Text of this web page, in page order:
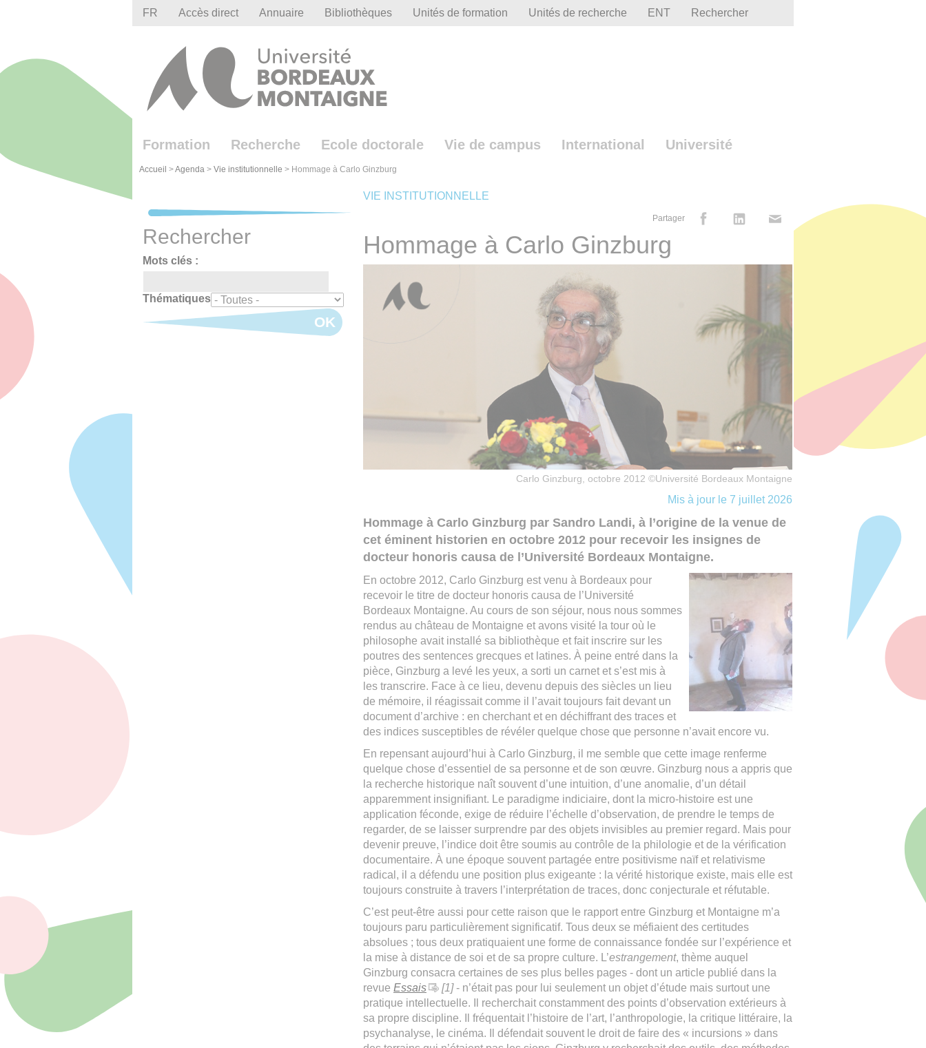
FR Accès direct Annuaire Bibliothèques Unités de formation Unités de recherche ENT Rechercher
Formation Recherche Ecole doctorale Vie de campus International Université
Accueil >Agenda > Vie institutionnelle > Hommage à Carlo Ginzburg
VIE INSTITUTIONNELLE
Partager
Hommage à Carlo Ginzburg
Carlo Ginzburg, octobre 2012 ©Université Bordeaux Montaigne
Mis à jour le 7 juillet 2026
Hommage à Carlo Ginzburg par Sandro Landi, à l’origine de la venue de
cet éminent historien en octobre 2012 pour recevoir les insignes de
docteur honoris causa de l’Université Bordeaux Montaigne.
En octobre 2012, Carlo Ginzburg est venu à Bordeaux pour
recevoir le titre de docteur honoris causa de l’Université
Bordeaux Montaigne. Au cours de son séjour, nous nous sommes
rendus au château de Montaigne et avons visité la tour où le
philosophe avait installé sa bibliothèque et fait inscrire sur les
poutres des sentences grecques et latines. À peine entré dans la
pièce, Ginzburg a levé les yeux, a sorti un carnet et s’est mis à
les transcrire. Face à ce lieu, devenu depuis des siècles un lieu
de mémoire, il réagissait comme il l’avait toujours fait devant un
document d’archive : en cherchant et en déchiffrant des traces et
des indices susceptibles de révéler quelque chose que personne n’avait encore vu.
En repensant aujourd’hui à Carlo Ginzburg, il me semble que cette image renferme
quelque chose d’essentiel de sa personne et de son œuvre. Ginzburg nous a appris que
la recherche historique naît souvent d’une intuition, d’une anomalie, d’un détail
apparemment insignifiant. Le paradigme indiciaire, dont la micro-histoire est une
application féconde, exige de réduire l’échelle d’observation, de prendre le temps de
regarder, de se laisser surprendre par des objets invisibles au premier regard. Mais pour
devenir preuve, l’indice doit être soumis au contrôle de la philologie et de la vérification
documentaire. À une époque souvent partagée entre positivisme naïf et relativisme
radical, il a défendu une position plus exigeante : la vérité historique existe, mais elle est
toujours construite à travers l’interprétation de traces, donc conjecturale et réfutable.
C’est peut-être aussi pour cette raison que le rapport entre Ginzburg et Montaigne m’a
toujours paru particulièrement significatif. Tous deux se méfiaient des certitudes
absolues ; tous deux pratiquaient une forme de connaissance fondée sur l’expérience et
la mise à distance de soi et de sa propre culture. L’estrangement, thème auquel
Ginzburg consacra certaines de ses plus belles pages - dont un article publié dans la
revue Essais [1]- n’était pas pour lui seulement un objet d’étude mais surtout une
pratique intellectuelle. Il recherchait constamment des points d’observation extérieurs à
sa propre discipline. Il fréquentait l’histoire de l’art, l’anthropologie, la critique littéraire, la
psychanalyse, le cinéma. Il défendait souvent le droit de faire des « incursions » dans
Rechercher
Mots clés :
Thématiques
OK